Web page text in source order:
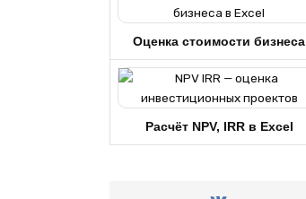
Оценка стоимости бизнеса
Расчёт NPV, IRR в Excel